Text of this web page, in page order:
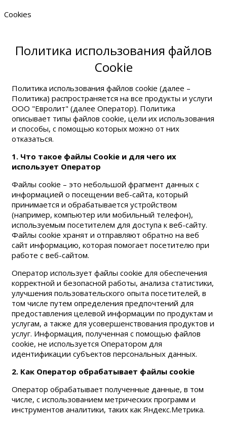
Cookies
Политика использования файлов
Сookie
Политика использования файлов cookie (далее –
Политика) распространяется на все продукты и услуги
ООО "Евролит" (далее Оператор). Политика
описывает типы файлов cookie, цели их использования
и способы, с помощью которых можно от них
отказаться.
1. Что такое файлы Cookie и для чего их
использует Оператор
Файлы сookie – это небольшой фрагмент данных с
информацией о посещении веб-сайта, который
принимается и обрабатывается устройством
(например, компьютер или мобильный телефон),
используемым посетителем для доступа к веб-сайту.
Файлы cookie хранят и отправляют обратно на веб
сайт информацию, которая помогает посетителю при
работе с веб-сайтом.
Оператор использует файлы cookie для обеспечения
корректной и безопасной работы, анализа статистики,
улучшения пользовательского опыта посетителей, в
том числе путем определения предпочтений для
предоставления целевой информации по продуктам и
услугам, а также для усовершенствования продуктов и
услуг. Информация, полученная с помощью файлов
cookie, не используется Оператором для
идентификации субъектов персональных данных.
2. Как Оператор обрабатывает файлы сookie
Оператор обрабатывает полученные данные, в том
числе, с использованием метрических программ и
инструментов аналитики, таких как Яндекс.Метрика.